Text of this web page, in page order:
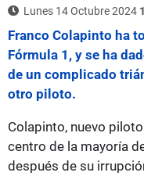
Lunes 14 Octubre 2024
Franco Colapinto ha
Fórmula 1, y se ha
de un complicado
otro piloto.
Colapinto, nuevo
centro de la mayoría
después de su